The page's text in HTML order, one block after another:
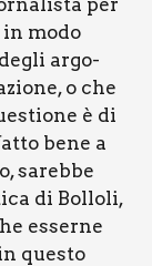
per
modo
degli argo­
o che
è di
bene a
sareb­be
di Bol­lo­li,
esser­ne
que­sto